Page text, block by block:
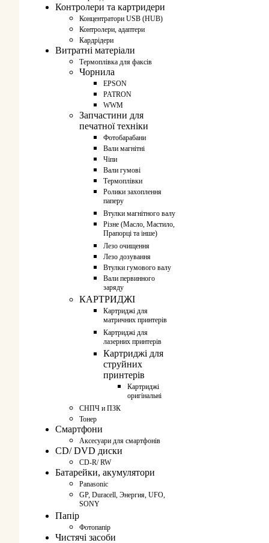
Контролери та картридери
Концентратори USB (HUB)
Контролери, адаптери
Кардрідери
Витратні матеріали
Термоплівка для факсів
Чорнила
EPSON
PATRON
WWM
Запчастини для
печатної техніки
Фотобарабани
Вали магнітні
Чіпи
Вали гумові
Термоплівки
Ролики захоплення
паперу
Втулки магнітного валу
Різне (Масло, Мастило,
Прапорці та інше)
Лезо очищення
Лезо дозування
Втулки гумового валу
Вали первинного
заряду
КАРТРИДЖІ
Картриджі для
матричних принтерів
Картриджі для
лазерних принтерів
Картриджі для
струйних
принтерів
Картриджі
оригінальні
СНПЧ и ПЗК
Тонер
Смартфони
Аксесуари для смартфонів
CD/ DVD диски
CD-R/ RW
Батарейки, акумулятори
Panasonic
GP, Duracell, Энергия, UFO,
SONY
Папір
Фотопапір
Чистячі засоби